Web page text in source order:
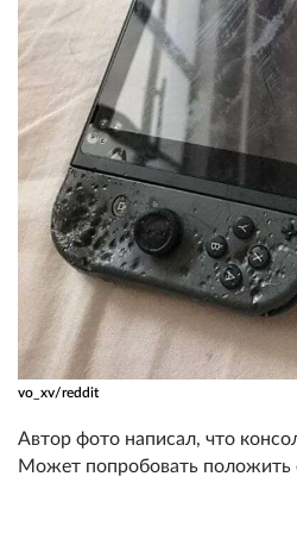
vo_xv/reddit
Автор фото написал, что
Может попробовать положить